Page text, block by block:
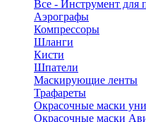
Все - Инструмент для
Аэрографы
Компрессоры
Шланги
Кисти
Шпатели
Маскирующие ленты
Трафареты
Окрасочные маски
Окрасочные маски